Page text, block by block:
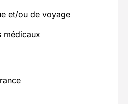
et/ou de voyage
médicaux